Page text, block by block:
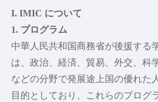
研究
学術委員会
研究所とセンター
ジャーナル
I. IMIC について
1. プログラム
中華人民共和国商務省が後援する
は、政治、経済、貿易、外交、科
などの分野で発展途上国の優れた
目的としており、これらのプログ